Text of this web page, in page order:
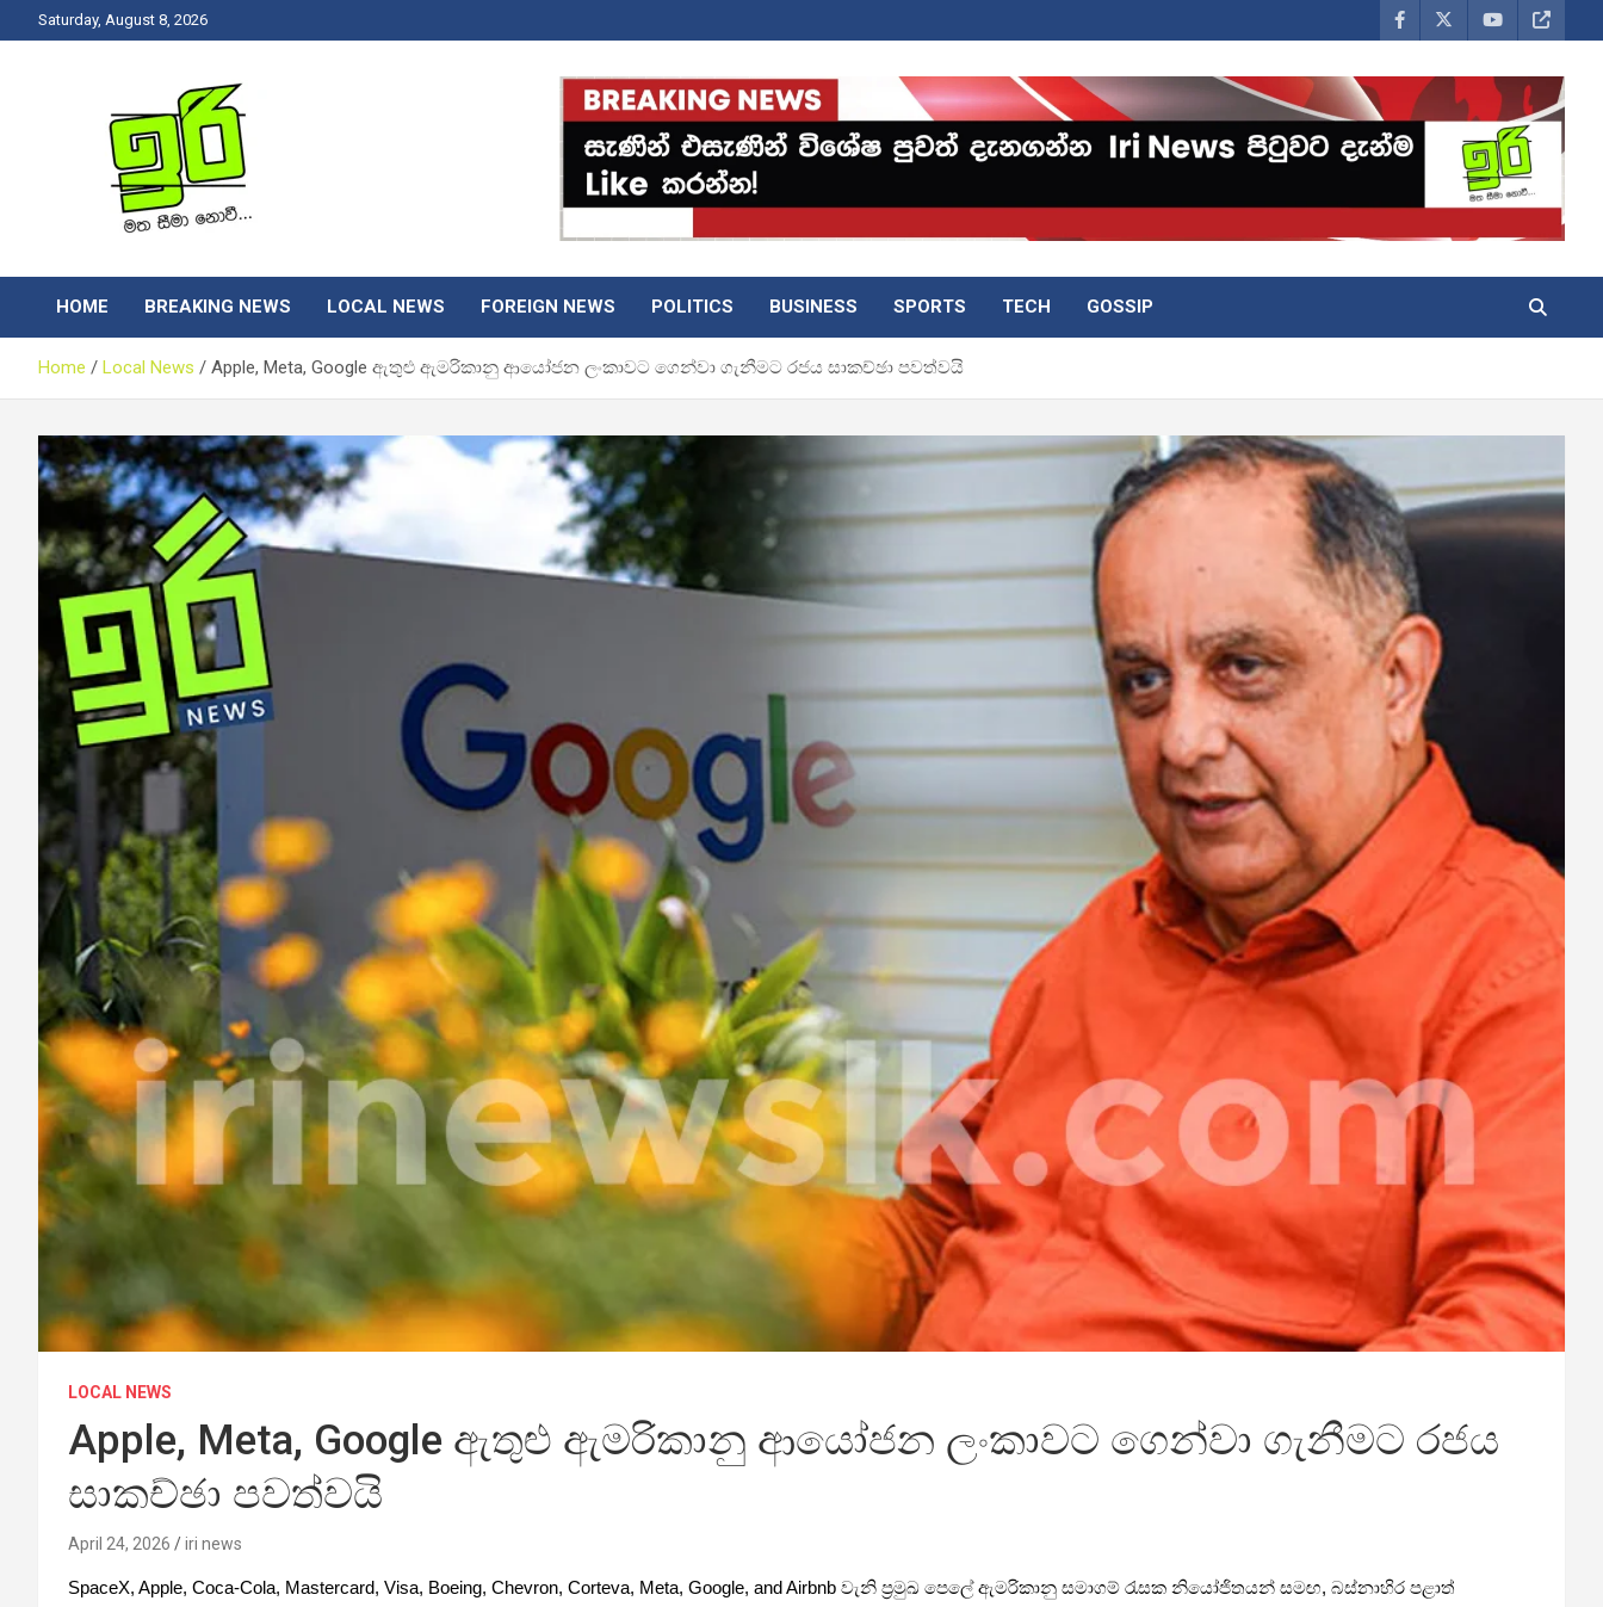
to
Saturday, August 8, 2026
Iri News
HOME BREAKING NEWS LOCAL NEWS FOREIGN NEWS POLITICS BUSINESS SPORTS TECH GOSSIP
Home Local News Apple, Meta, Google ඇතුළු ඇමරිකානු ආයෝජන ලංකාවට ගෙන්වා ගැනීමට රජය සාකච්ඡා පවත්වයි
LOCAL NEWS
Apple, Meta, Google ඇතුළු ඇමරිකානු ආයෝජන ලංකාවට ගෙන්වා ගැනීමට රජය
සාකච්ඡා පවත්වයි
April 24, 2026 iri news
SpaceX, Apple, Coca-Cola, Mastercard, Visa, Boeing, Chevron, Corteva, Meta, Google, and Airbnb වැනි ප්‍රමුඛ පෙලේ ඇමරිකානු සමාගම් රැසක නියෝජිතයන් සමඟ, බස්නාහිර පළාත්